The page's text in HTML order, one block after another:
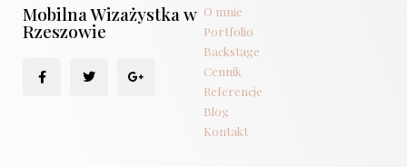
Mobilna Wizażystka w
Rzeszowie
O mnie
Portfolio
Backstage
Cennik
Referencje
Blog
Kontakt